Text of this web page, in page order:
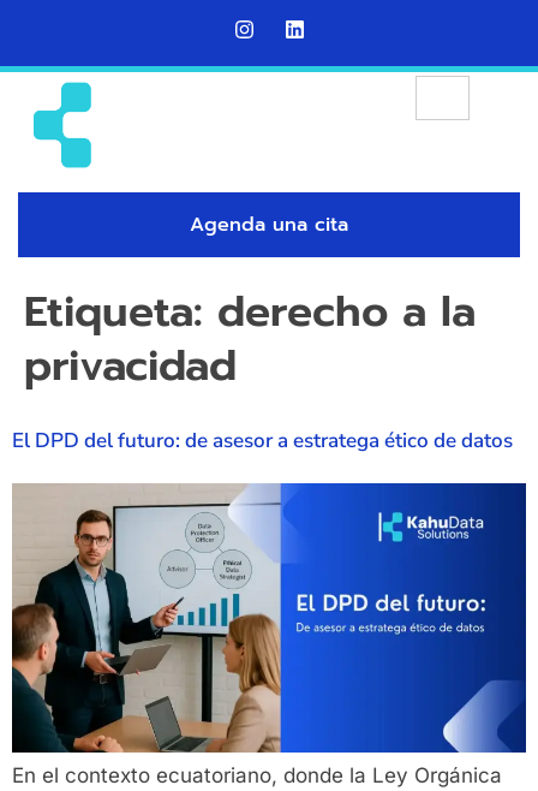
Agenda una cita
Etiqueta: derecho a la
privacidad
El DPD del futuro: de asesor a estratega ético de datos
En el contexto ecuatoriano, donde la Ley Orgánica